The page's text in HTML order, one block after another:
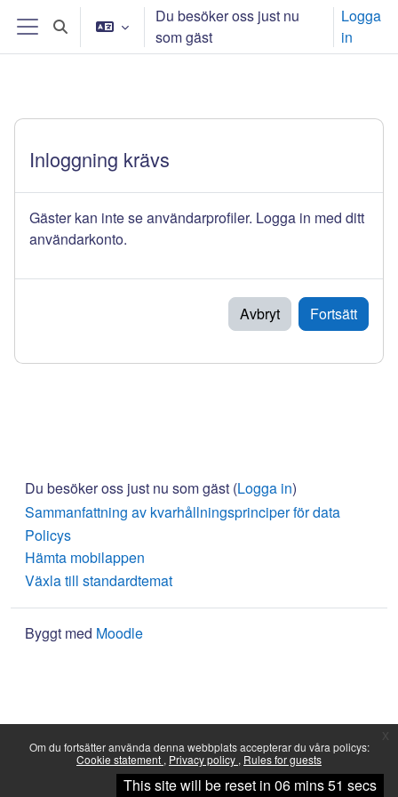
Gå direkt till huvudinnehåll
Om du fortsätter använda denna webbplats accepterar du våra policys:
Cookie statement Privacy policy Rules for guests
Fortsätt
Sidopanel
Växla sökinmatning
Du besöker oss just nu
som gäst
Logga
in
Inloggning krävs
Gäster kan inte se användarprofiler. Logga in med ditt
användarkonto.
Avbryt Fortsätt
Du besöker oss just nu som gäst (Logga in)
Sammanfattning av kvarhållningsprinciper för data
Policys
Hämta mobilappen
Växla till standardtemat
Byggt med Moodle
This site will be reset in 06 mins 51 secs